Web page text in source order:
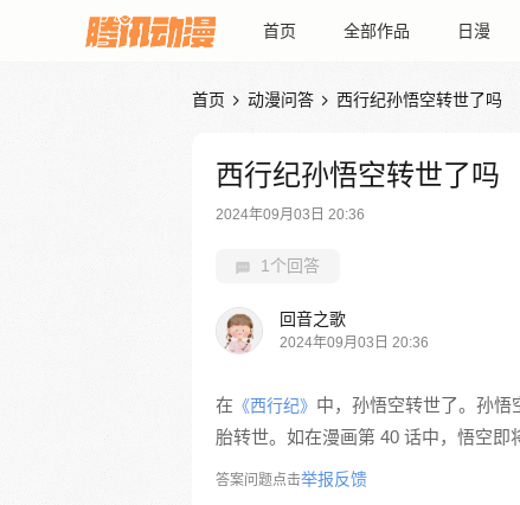
首页 全部作品 日漫
首页  动漫问答  西行纪孙悟空转世了吗
西行纪孙悟空转世了吗
2024年09月03日 20:36
1个回答
回音之歌
2024年09月03日 20:36
在 《西行纪》 中，孙悟空转世了。孙悟
胎转世。如在漫画第 40 话中，悟空即
答案问题点击举报反馈